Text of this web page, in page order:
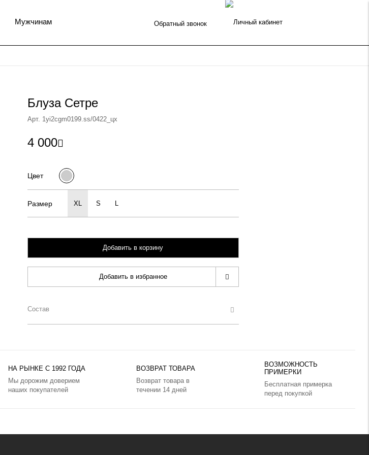
Обратный звонок
Мужчинам
Блуза Сетре
Арт. 1yi2cgm0199.ss/0422_цх
4 000
Цвет
Размер XL S L
Добавить в корзину
Добавить в избранное
Состав
НА РЫНКЕ С 1992 ГОДА
Мы дорожим доверием
наших покупателей
ВОЗВРАТ ТОВАРА
Возврат товара в
течении 14 дней
ВОЗМОЖНОСТЬ
ПРИМЕРКИ
Бесплатная примерка
перед покупкой